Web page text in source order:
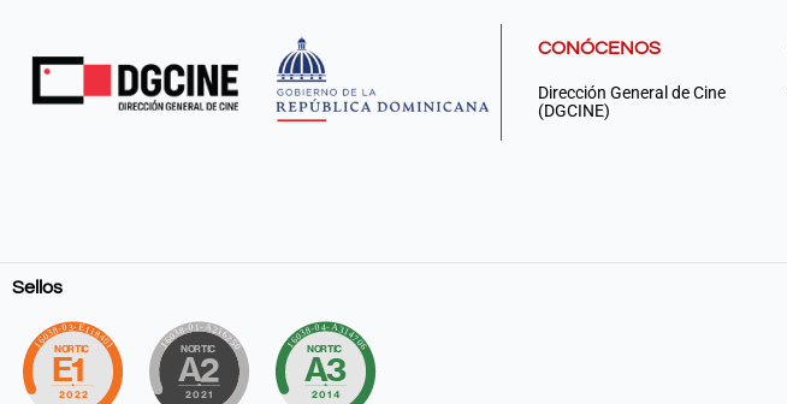
CONÓCENOS
Dirección General de Cine
(DGCINE)
Sellos